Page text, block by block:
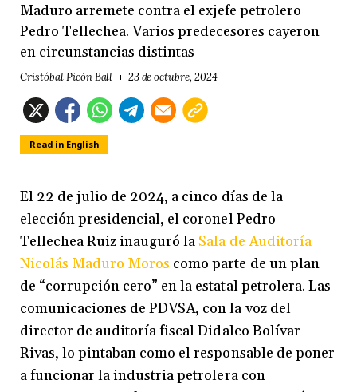
Maduro arremete contra el exjefe petrolero
Pedro Tellechea. Varios predecesores cayeron
en circunstancias distintas
Cristóbal Picón Ball 23 de octubre, 2024
Read in English
El 22 de julio de 2024, a cinco días de la
elección presidencial, el coronel Pedro
Tellechea Ruiz inauguró laSala de Auditoría
Nicolás Maduro Moros como parte de un plan
de “corrupción cero” en la estatal petrolera. Las
comunicaciones de PDVSA, con la voz del
director de auditoría fiscal Didalco Bolívar
Rivas, lo pintaban como el responsable de poner
a funcionar la industria petrolera con